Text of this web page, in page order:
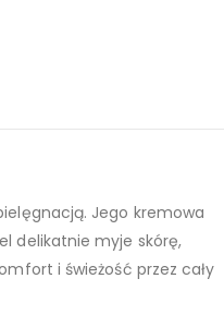
Jego kremowa
delikatnie myje skórę,
i świeżość przez cały